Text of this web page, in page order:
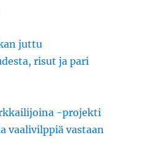
juttu
risut ja pari
-projekti
vaalivilppiä vastaan